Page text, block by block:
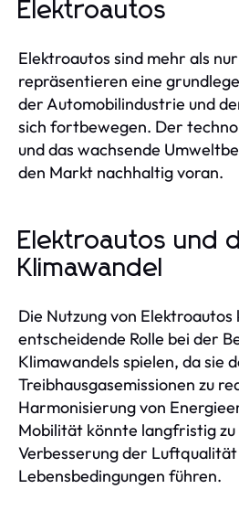
Elektroautos
Elektroautos sind mehr als
repräsentieren eine
der Automobilindustrie und
sich fortbewegen. Der
und das wachsende
den Markt nachhaltig voran.
Elektroautos und
Klimawandel
Die Nutzung von Elektroautos
entscheidende Rolle bei der
Klimawandels spielen, da sie
Treibhausgasemissionen zu
Harmonisierung von
Mobilität könnte langfristig
Verbesserung der
Lebensbedingungen führen.